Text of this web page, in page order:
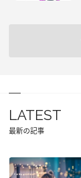
LATEST
最新の記事